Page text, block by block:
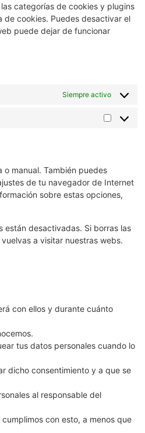
categorías de cookies y plugins
de cookies. Puedes desactivar el
puede dejar de funcionar
Siempre activo
Marketing
manual. También puedes
de tu navegador de Internet
sobre estas opciones,
están desactivadas. Si borras las
a visitar nuestras webs.
con ellos y durante cuánto
tus datos personales cuando lo
dicho consentimiento y a que se
al responsable del
con esto, a menos que